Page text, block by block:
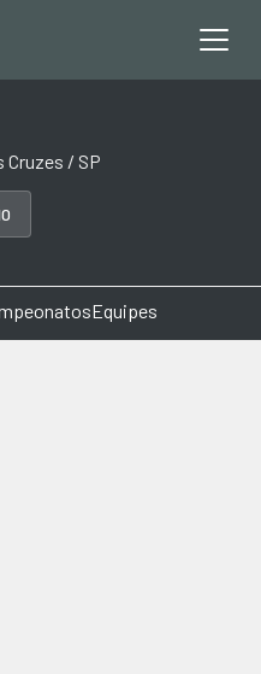
Cruzes / SP
Equipes